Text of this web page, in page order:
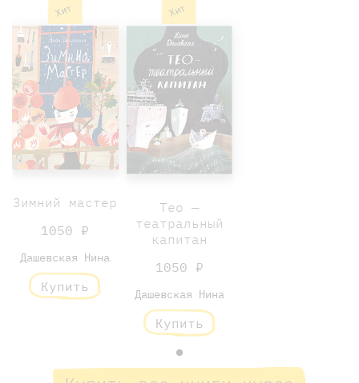
Хит
Зимний мастер
1050 ₽
Дашевская Нина
Купить
Хит
Тео —
театральный
капитан
1050 ₽
Дашевская Нина
Купить